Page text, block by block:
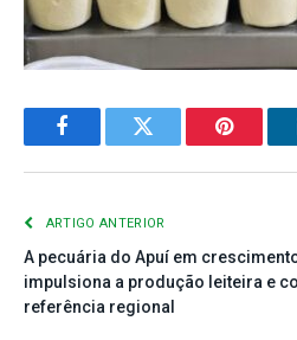
FacebookTwitter Pinterest
ARTIGO ANTERIOR
A pecuária do Apuí em crescimento
impulsiona a produção leiteira e
referência regional